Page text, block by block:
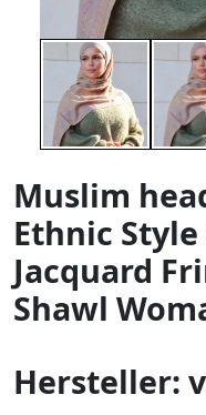
Muslim
Ethnic
Jacquard
Shawl
Hersteller: